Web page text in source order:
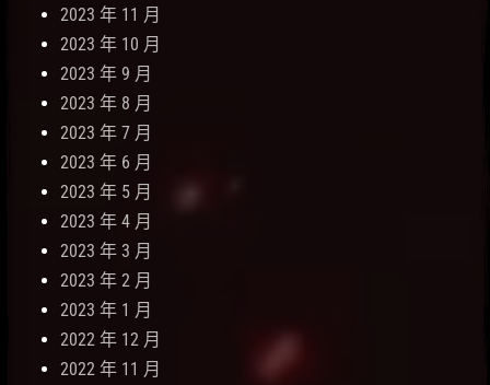
2023 年 11 月
2023 年 10 月
2023 年 9 月
2023 年 8 月
2023 年 7 月
2023 年 6 月
2023 年 5 月
2023 年 4 月
2023 年 3 月
2023 年 2 月
2023 年 1 月
2022 年 12 月
2022 年 11 月